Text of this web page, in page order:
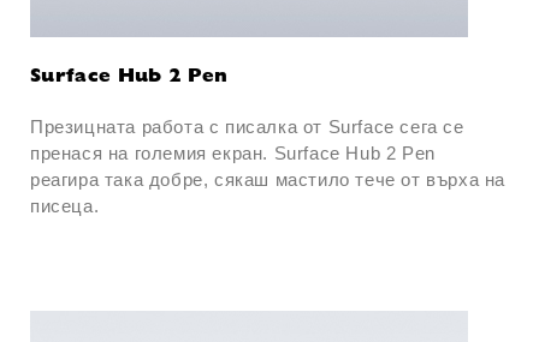
Surface Hub 2 Pen
Презицната работа с писалка от Surface сега се
пренася на големия екран. Surface Hub 2 Pen
реагира така добре, сякаш мастило тече от върха на
писеца.